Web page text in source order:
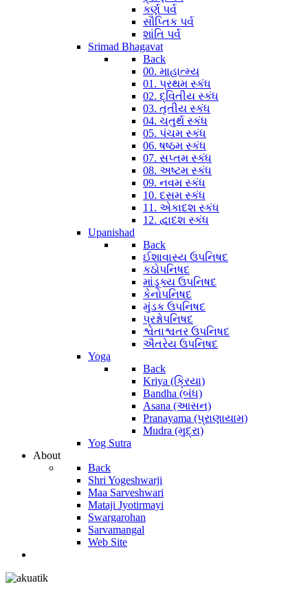
કર્ણ પર્વ
સૌપ્તિક પર્વ
શાંતિ પર્વ
Srimad Bhagavat
Back
00. માહાત્મ્ય
01. પ્રથમ સ્કંધ
02. દ્વિતીય સ્કંધ
03. તૃતીય સ્કંધ
04. ચતુર્થ સ્કંધ
05. પંચમ સ્કંધ
06. ષષ્ઠમ સ્કંધ
07. સપ્તમ સ્કંધ
08. અષ્ટમ સ્કંધ
09. નવમ સ્કંધ
10. દસમ સ્કંધ
11. એકાદશ સ્કંધ
12. દ્વાદશ સ્કંધ
Upanishad
Back
ઈશાવાસ્ય ઉપનિષદ
કઠોપનિષદ
માંડૂક્ય ઉપનિષદ
કેનોપનિષદ
મુંડક ઉપનિષદ
પ્રશ્નોપનિષદ
શ્વેતાશ્વતર ઉપનિષદ
ઐતરેય ઉપનિષદ
Yoga
Back
Kriya (ક્રિયા)
Bandha (બંધ)
Asana (આસન)
Pranayama (પ્રાણાયામ)
Mudra (મુદ્રા)
Yog Sutra
About
Back
Shri Yogeshwarji
Maa Sarveshwari
Mataji Jyotirmayi
Swargarohan
Sarvamangal
Web Site